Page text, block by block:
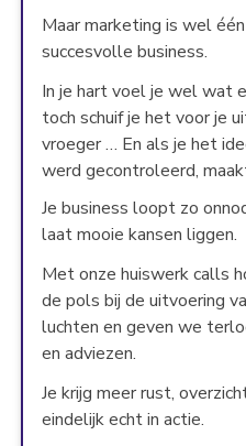
Maar marketing is wel
succesvolle business.
In je hart voel je wel wat
toch schuif je het voor je
vroeger … En als je het
werd gecontroleerd,
Je business loopt zo
laat mooie kansen liggen.
Met onze huiswerk calls
de pols bij de uitvoering
luchten en geven we
en adviezen.
Je krijg meer rust,
eindelijk echt in actie.